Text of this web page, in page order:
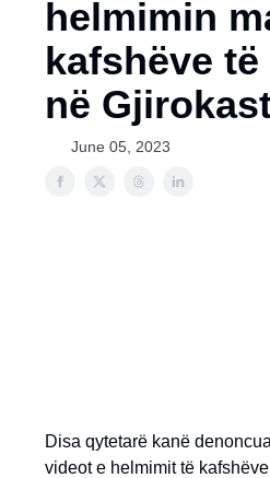
helmimin
kafshëve
në
June 05, 2023
Disa qytetarë kanë
videot e helmimit të